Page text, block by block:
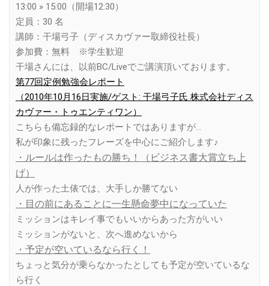
13:00 » 15:00（開場12:30）
定員：30 名
講師：干場弓子（ディスカヴァー取締役社長）
参加費：無料 ※学生歓迎
干場さんには、以前BC/Liveでご講演頂いております。
第77回定例勉強会レポート
（2010年10月16日実施/ゲスト: 干場弓子氏 株式会社ディス
カヴァー・トゥエンティワン）
こちらも備忘録的なレポートではありますが…
私が印象に残ったフレーズを中心にご紹介します♪
・ルールは作ったもの勝ち！（ビジネス書大賞立ち上
げ）
人が作った土俵では、大手しか勝てない
・目の前にあることに一生懸命夢中になっていた
ミッションはキレイ事でもいいからあった方がいい
ミッションがないと、次へ進めないから
・予定が空いているなら行く！
ちょっと気分が乗らなかったとしても予定が空いているな
ら行く